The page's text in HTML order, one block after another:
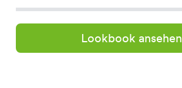
Lookbook ansehen